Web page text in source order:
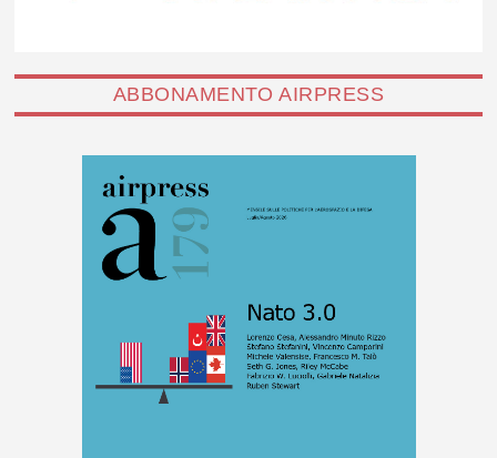
ABBONAMENTO AIRPRESS